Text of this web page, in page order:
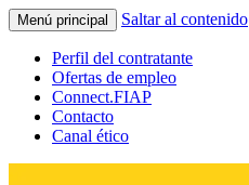
Menú principal Saltar al contenido
Perfil del contratante
Ofertas de empleo
Connect.FIAP
Contacto
Canal ético